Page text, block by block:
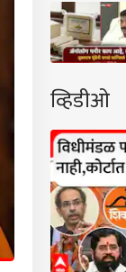
व्हिडीओ